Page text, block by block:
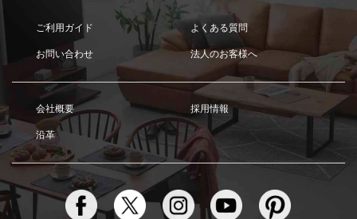
ご利用ガイド よくある質問
お問い合わせ 法人のお客様へ
会社概要 採用情報
沿革